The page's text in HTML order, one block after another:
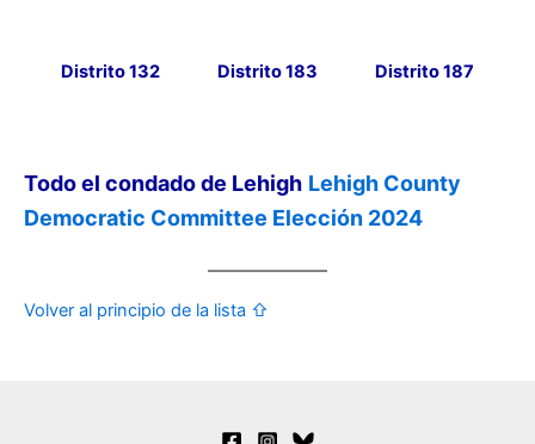
Distrito 132 Distrito 183 Distrito 187
Todo el condado de Lehigh Lehigh County
Democratic Committee Elección 2024
Volver al principio de la lista ⇧